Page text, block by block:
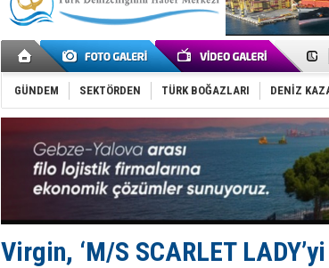
GÜNDEM SEKTÖRDEN TÜRK BOĞAZLARI DENİZ
Virgin, ‘M/S SCARLET